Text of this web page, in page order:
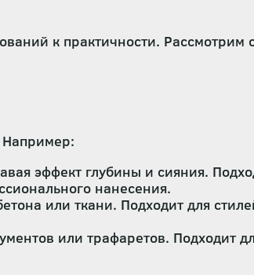
к практичности. Рассмотрим
Например:
эффект глубины и сияния.
нанесения.
или ткани. Подходит для
или трафаретов. Подходит